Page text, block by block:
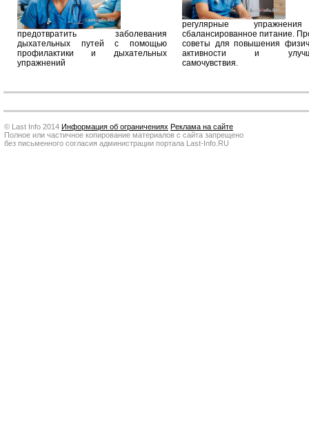
предотвратить заболевания
дыхательных путей с помощью
профилактики и дыхательных
упражнений
регулярные
сбалансированное питание.
советы для повышения
активности и
самочувствия.
© Last Info 2014 Информация об ограничениях Реклама на сайте
Полное или частичное копирование материалов с сайта запрещено
без письменного согласия администрации портала Last-Info.RU